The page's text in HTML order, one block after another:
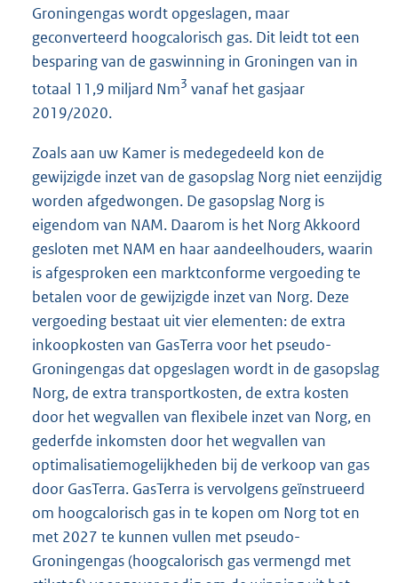
Groningengas wordt opgeslagen, maar
geconverteerd hoogcalorisch gas. Dit leidt tot een
besparing van de gaswinning in Groningen van in
totaal 11,9 miljard Nm3 vanaf het gasjaar
2019/2020.
Zoals aan uw Kamer is medegedeeld kon de
gewijzigde inzet van de gasopslag Norg niet eenzijdig
worden afgedwongen. De gasopslag Norg is
eigendom van NAM. Daarom is het Norg Akkoord
gesloten met NAM en haar aandeelhouders, waarin
is afgesproken een marktconforme vergoeding te
betalen voor de gewijzigde inzet van Norg. Deze
vergoeding bestaat uit vier elementen: de extra
inkoopkosten van GasTerra voor het pseudo-
Groningengas dat opgeslagen wordt in de gasopslag
Norg, de extra transportkosten, de extra kosten
door het wegvallen van flexibele inzet van Norg, en
gederfde inkomsten door het wegvallen van
optimalisatiemogelijkheden bij de verkoop van gas
door GasTerra. GasTerra is vervolgens geïnstrueerd
om hoogcalorisch gas in te kopen om Norg tot en
met 2027 te kunnen vullen met pseudo-
Groningengas (hoogcalorisch gas vermengd met